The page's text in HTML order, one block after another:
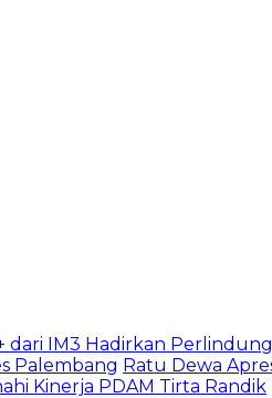
dari IM3 Hadirkan
Palembang Ratu Dewa
Kinerja PDAM Tirta Randik